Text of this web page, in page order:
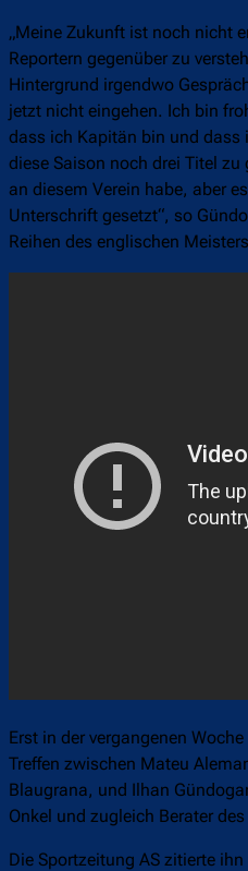
„Meine Zukunft ist noch nicht
Reportern gegenüber zu
Hintergrund irgendwo
jetzt nicht eingehen. Ich bin
dass ich Kapitän bin und dass
diese Saison noch drei Titel
an diesem Verein habe, aber
Unterschrift gesetzt“, so
Reihen des englischen
Erst in der vergangenen
Treffen zwischen Mateu
Blaugrana, und Ilhan
Onkel und zugleich Berater
Die Sportzeitung AS zitierte